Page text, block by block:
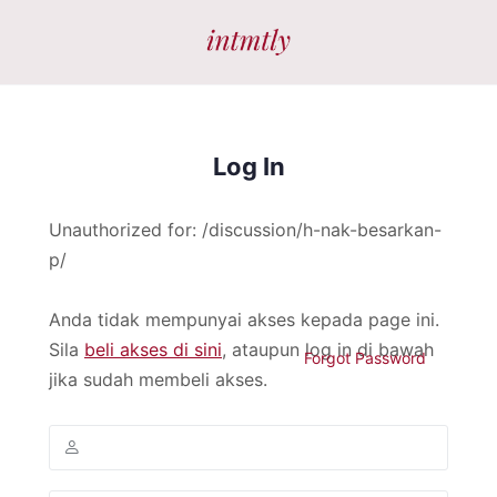
Log In
Unauthorized for: /discussion/h-nak-besarkan-
p/
Anda tidak mempunyai akses kepada page ini.
Sila beli akses di sini, ataupun log in di bawah
jika sudah membeli akses.
Forgot Password